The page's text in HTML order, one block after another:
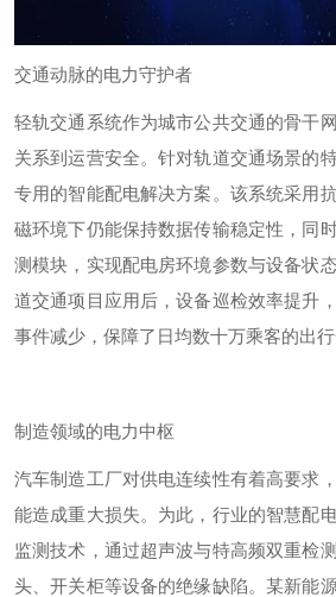
交通动脉的电力守护者
轻轨交通系统作为城市公共交通的骨干
关系到运营安全。针对轨道交通场景的
专用的智能配电解决方案。该系统采用
磁环境下仍能保持数据传输稳定性，同
测模块，实现配电房环境参数与设备状
道交通项目应用后，设备巡检效率提升
事件减少，保障了日均数十万乘客的出行
制造领域的电力中枢
汽车制造工厂对供电连续性有着高要求
能造成重大损失。为此，行业的智慧配
监测技术，通过超声波与特高频双重检
头、开关柜等设备的绝缘缺陷。某新能